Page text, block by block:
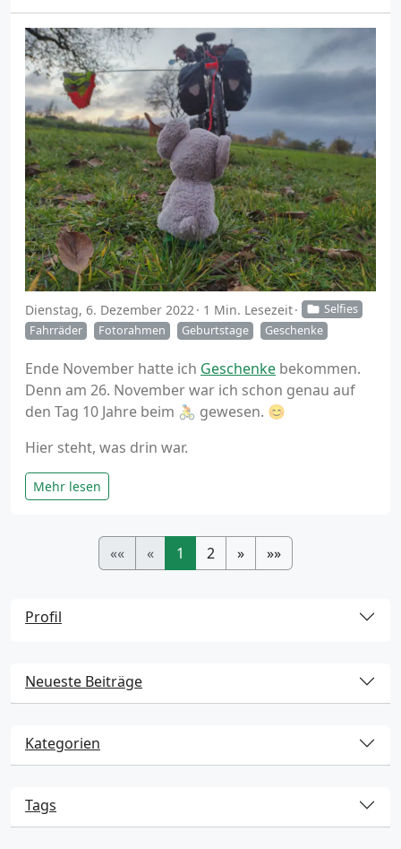
Dienstag, 6. Dezember 2022 1 Min. Lesezeit
Selfies
Fahrräder
Fotorahmen Geburtstage Geschenke
Ende November hatte ich Geschenke bekommen.
Denn am 26. November war ich schon genau auf
den Tag 10 Jahre beim 🚴 gewesen. 😊
Hier steht, was drin war.
Mehr lesen
«« « 1 2 » »»
Profil
Neueste Beiträge
Kategorien
Tags